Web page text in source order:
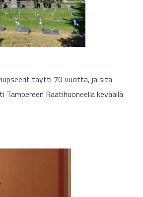
täytti 70 vuotta, ja sitä
Raatihuoneella keväällä